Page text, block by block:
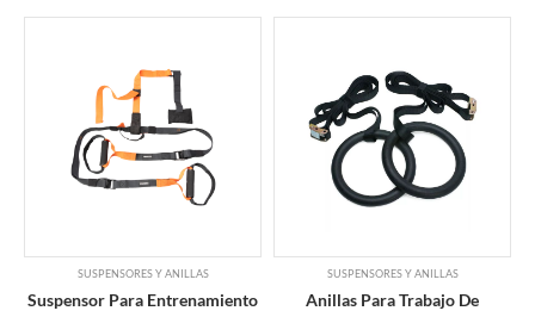
SUSPENSORES Y ANILLAS
Suspensor Para Entrenamiento
SUSPENSORES Y ANILLAS
Anillas Para Trabajo De